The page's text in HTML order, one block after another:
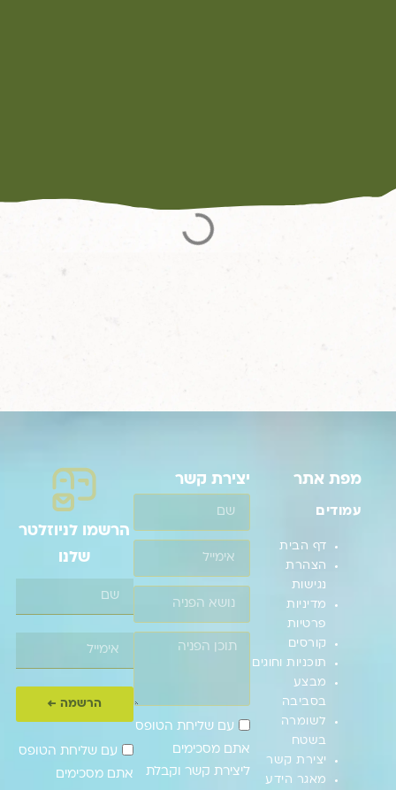
מפת אתר
עמודים
דף הבית
הצהרת
נגישות
מדיניות
פרטיות
קורסים
תוכניות וחוגים
מבצע
בסביבה
לשומרה
בשטח
יצירת קשר
מאגר הידע
יצירת קשר
עם שליחת הטופס
אתם מסכימים
ליצירת קשר וקבלת
הרשמו לניוזלטר
שלנו
עם שליחת הטופס
אתם מסכימים
הרשמה ←